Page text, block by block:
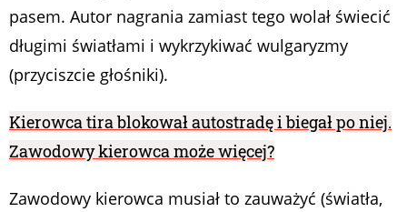
pasem. Autor nagrania zamiast tego wolał świecić
długimi światłami i wykrzykiwać wulgaryzmy
(przyciszcie głośniki).
Kierowca tira blokował autostradę i biegał po niej.
Zawodowy kierowca może więcej?
Zawodowy kierowca musiał to zauważyć (światła,